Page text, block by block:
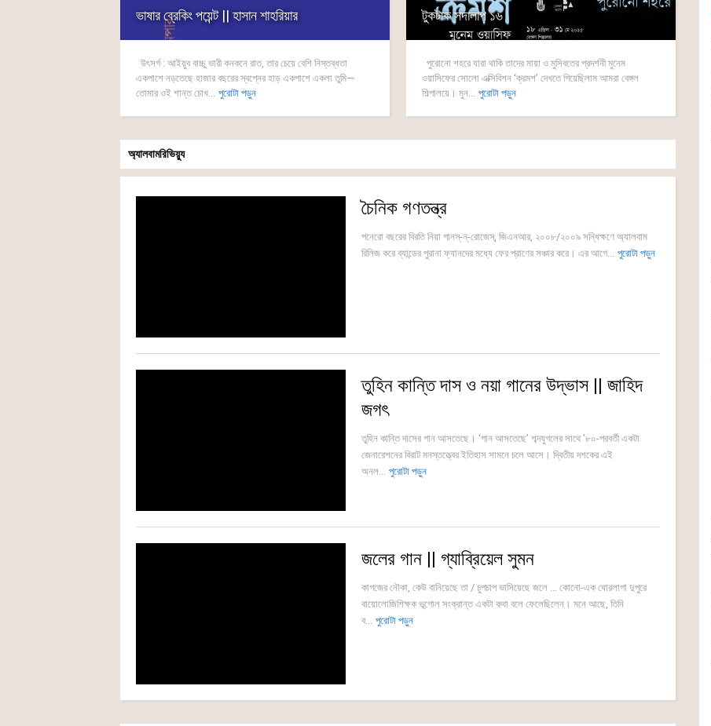
ভাষার ব্রেকিং পয়েন্ট || হাসান শাহরিয়ার
উৎসর্গ : আইয়ুব বাচ্চু ভারী কনকনে রাত, তার চেয়ে বেশি নিস্তব্ধতা
একপাশে নড়তেছে হাজার বছরের স্বপ্নের হাড় একপাশে একলা তুমি—
তোমার ওই শান্ত চোখ...
পুরোটা পড়ুন
টুকটাক সদালাপ ১৬
পুরোনো শহরে যারা থাকি তাদের মায়া ও মুসিবতের প্রদর্শনী মুনেম
ওয়াসিফের সোলো এক্সিবিশন ‘ক্রমশ’ দেখতে গিয়েছিলাম আমরা বেঙ্গল
শিল্পালয়ে। মুন...
পুরোটা পড়ুন
অ্যালবামরিভিয়্যু
চৈনিক গণতন্ত্র
পনেরো বছরের বিরতি নিয়া গানস্-ন্-রোজেস্, জিএনআর, ২০০৮/২০০৯ সন্ধিক্ষণে অ্যালবাম
রিলিজ করে ব্যান্ডের পুরানা ফ্যানদের মধ্যে ফের প্রাণের সঞ্চার করে। এর আগে...
পুরোটা পড়ুন
তুহিন কান্তি দাস ও নয়া গানের উদ্ভাস || জাহিদ
জগৎ
তুহিন কান্তি দাসের গান আসতেছে। ‘গান আসতেছে’ শব্দযুগলের সাথে ’৮০-পরবর্তী একটা
জেনারেশনের বিরাট মনস্তত্ত্বের ইতিহাস সামনে চলে আসে। দ্বিতীয় দশকের এই
অনল...
পুরোটা পড়ুন
জলের গান || গ্যাব্রিয়েল সুমন
কাগজের নৌকা, কেউ বানিয়েছে তা / চুপচাপ ভাসিয়েছে জলে … কোনো-এক ঘোরলাগা দুপুরে
বায়োলোজিশিক্ষক ভূগোল সংক্রান্ত একটা কথা বলে ফেলেছিলেন। মনে আছে, তিনি
ব...
পুরোটা পড়ুন